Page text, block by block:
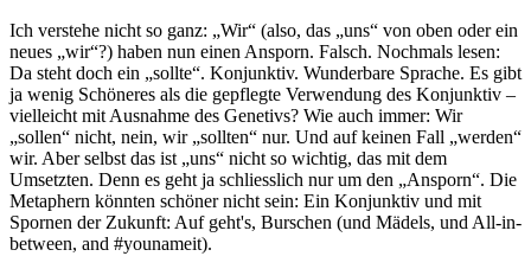
Ich verstehe nicht so ganz: „Wir“ (also, das „uns“ von oben oder ein
neues „wir“?) haben nun einen Ansporn. Falsch. Nochmals lesen:
Da steht doch ein „sollte“. Konjunktiv. Wunderbare Sprache. Es gibt
ja wenig Schöneres als die gepflegte Verwendung des Konjunktiv –
vielleicht mit Ausnahme des Genetivs? Wie auch immer: Wir
„sollen“ nicht, nein, wir „sollten“ nur. Und auf keinen Fall „werden“
wir. Aber selbst das ist „uns“ nicht so wichtig, das mit dem
Umsetzten. Denn es geht ja schliesslich nur um den „Ansporn“. Die
Metaphern könnten schöner nicht sein: Ein Konjunktiv und mit
Spornen der Zukunft: Auf geht's, Burschen (und Mädels, und All-in-
between, and #younameit).